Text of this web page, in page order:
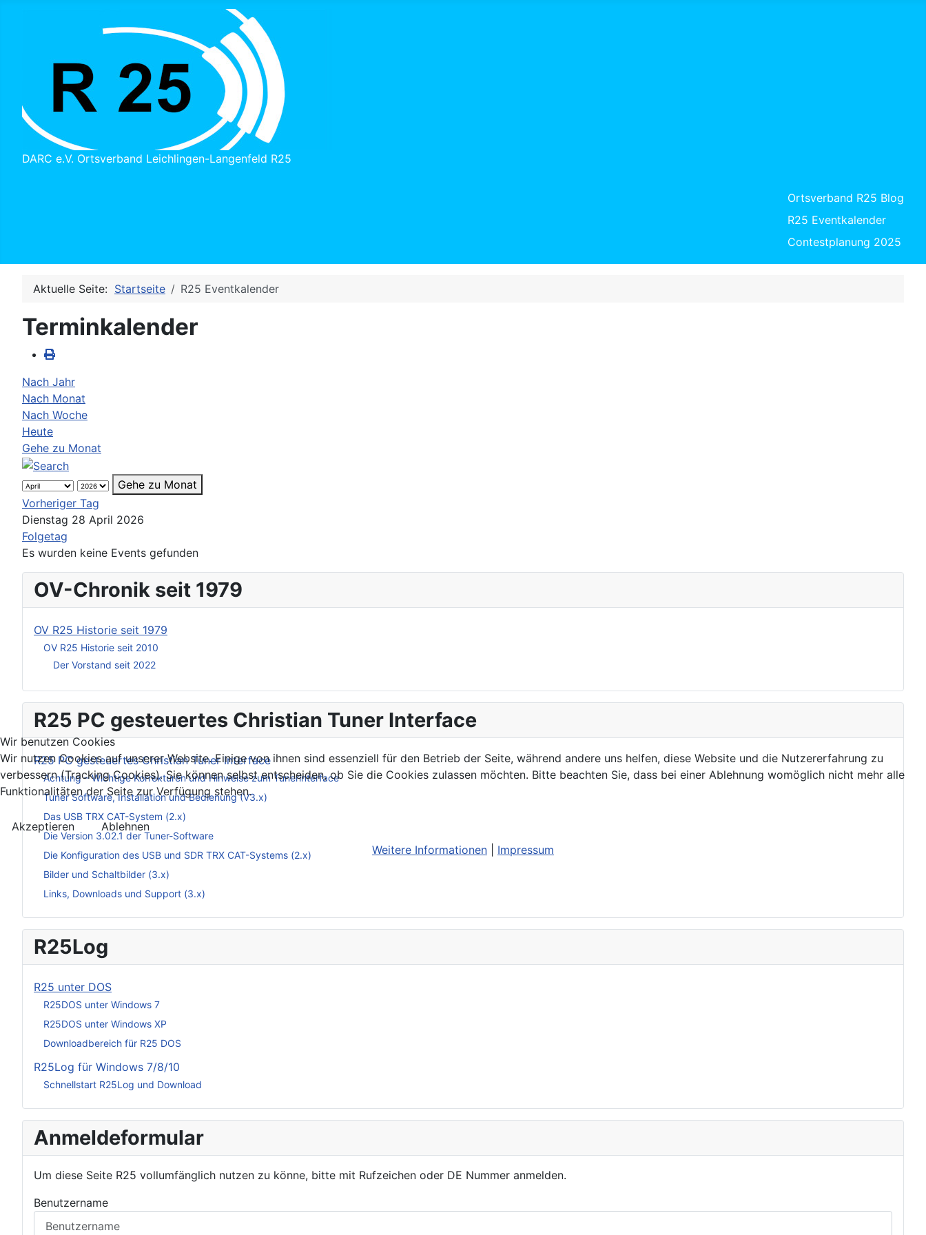
DARC e.V. Ortsverband Leichlingen-Langenfeld R25
Ortsverband R25 Blog
R25 Eventkalender
Contestplanung 2025
OV-Chronik seit 1979
OV R25 Historie seit 1979
OV R25 Historie seit 2010
Der Vorstand seit 2022
R25 PC gesteuertes Christian Tuner Interface
R25 PC gesteuertes Christian Tuner Interface
Achtung – Wichtige Korrekturen und Hinweise zum Tunerinterface
Tuner Software, Installation und Bedienung (V3.x)
Das USB TRX CAT-System (2.x)
Die Version 3.02.1 der Tuner-Software
Die Konfiguration des USB und SDR TRX CAT-Systems (2.x)
Bilder und Schaltbilder (3.x)
Links, Downloads und Support (3.x)
R25Log
R25 unter DOS
R25DOS unter Windows 7
R25DOS unter Windows XP
Downloadbereich für R25 DOS
R25Log für Windows 7/8/10
Schnellstart R25Log und Download
Anmeldeformular
Um diese Seite R25 vollumfänglich nutzen zu könne, bitte mit Rufzeichen oder DE Nummer anmelden.
Benutzername
Aktuelle Seite: Startseite R25 Eventkalender
Terminkalender
Nach Jahr
Nach Monat
Nach Woche
Heute
Gehe zu Monat
Gehe zu Monat
Vorheriger Tag
Dienstag 28 April 2026
Folgetag
Es wurden keine Events gefunden
Wir benutzen Cookies
Wir nutzen Cookies auf unserer Website. Einige von ihnen sind essenziell für den Betrieb der Seite, während andere uns helfen, diese Website und die Nutzererfahrung zu
verbessern (Tracking Cookies). Sie können selbst entscheiden, ob Sie die Cookies zulassen möchten. Bitte beachten Sie, dass bei einer Ablehnung womöglich nicht mehr alle
Funktionalitäten der Seite zur Verfügung stehen.
Akzeptieren
Ablehnen
Weitere Informationen
Impressum